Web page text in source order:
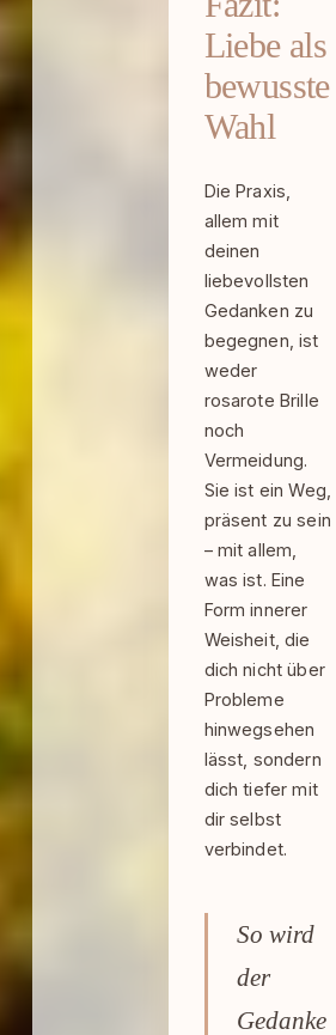
Liebe als
bewusste
Wahl
Die Praxis,
allem mit
deinen
liebevollsten
Gedanken zu
begegnen, ist
weder
rosarote Brille
noch
Vermeidung.
Sie ist ein Weg,
präsent zu sein
– mit allem,
was ist. Eine
Form innerer
Weisheit, die
dich nicht über
Probleme
hinwegsehen
lässt, sondern
dich tiefer mit
dir selbst
verbindet.
So wird
der
Gedanke